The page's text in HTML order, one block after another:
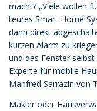
macht? „Viele wollen
teures Smart Home
dann direkt
kurzen Alarm zu
und das Fenster
Experte für mobile
Manfred Sarrazin von
Makler oder